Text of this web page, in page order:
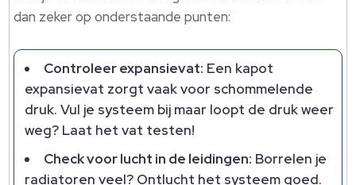
dan zeker op onderstaande punten:
Controleer expansievat: Een kapot
expansievat zorgt vaak voor schommelende
druk. Vul je systeem bij maar loopt de druk weer
weg? Laat het vat testen!
Check voor lucht in de leidingen: Borrelen je
radiatoren veel? Ontlucht het systeem goed.